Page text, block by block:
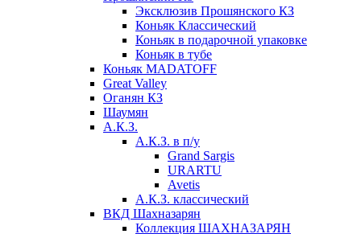
Эксклюзив Прошянского КЗ
Коньяк Классический
Коньяк в подарочной упаковке
Коньяк в тубе
Коньяк MADATOFF
Great Valley
Оганян КЗ
Шаумян
А.К.З.
А.К.З. в п/у
Grand Sargis
URARTU
Avetis
А.К.З. классический
ВКД Шахназарян
Коллекция ШАХНАЗАРЯН